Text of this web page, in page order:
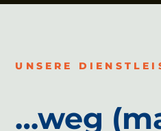
UNSERE
…weg